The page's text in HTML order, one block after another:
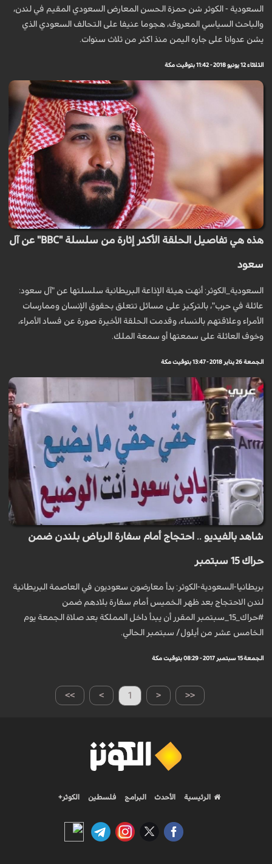
السعودية - الكوثر شن حمزة الحسن المعارض السعودي المقيم في لندن،
والباحث السياسي المعروف، هجوما عنيفا على التحالف السعودي الذي
يشن عدوانا على جاره اليمن منذ اكثر من ثلاث سنوات.
الثلاثاء 12 يونيو 2018 - 11:42 بتوقيت مكة
هذه هي تفاصيل الحلقة الأكثر إثارة من سلسلة "BBC" عن آل
سعود
السعودية_الكوثر: أنهت هيئة الإذاعة البريطانية سلسلتها عن "آل سعود:
عائلة في حرب"، بالتركيز على مسائل تتعلق بحقوق الإنسان وممارسات
الأمراء وعلاقتهم بالنساء، وقدمت الحلقة الأخيرة صورة عن فساد الأمراء،
وخوف العائلة على سمعتها أو سمعة الملك.
الجمعة 26 يناير 2018 - 13:47 بتوقيت مكة
شاهد بالفيديو .. احتجاج أمام سفارة الرياض بلندن ضمن
حراك 15 سبتمبر
بريطانيا-السعودية-الكوثر: بدأ معارضون سعوديون في العاصمة البريطانية
لندن الاحتجاج بعد ظهر الخميس أمام سفارة بلادهم ضمن
#حراك_15_سبتمبر المقرر أن يبدأ داخل المملكة بعد صلاة الجمعة يوم
الخامس عشر من أيلول/ سبتمبر الحالي.
الجمعة 15 سبتمبر 2017 - 08:29 بتوقيت مكة
>> > 1 < <<
الرئيسية الأحدث البرامج فلسطين الكوثر+